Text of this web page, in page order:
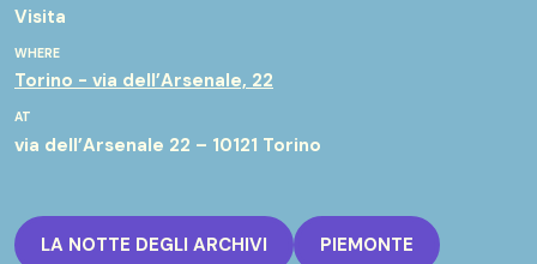
Visita
WHERE
Torino - via dell’Arsenale, 22
AT
via dell’Arsenale 22 – 10121 Torino
LA NOTTE DEGLI ARCHIVI PIEMONTE